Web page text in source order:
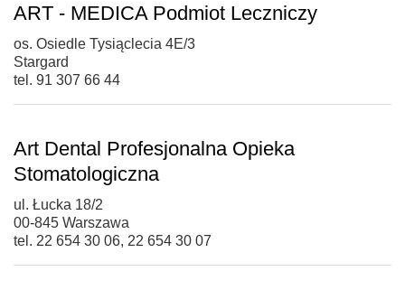
ART - MEDICA Podmiot Leczniczy
os. Osiedle Tysiąclecia 4E/3
Stargard
tel. 91 307 66 44
Art Dental Profesjonalna Opieka
Stomatologiczna
ul. Łucka 18/2
00-845 Warszawa
tel. 22 654 30 06, 22 654 30 07